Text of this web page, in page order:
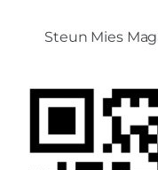
Steun Mies